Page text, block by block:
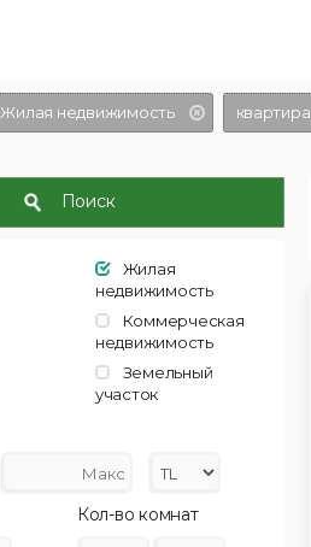
Жилая недвижимость квартира
Поиск
Жилая
недвижимость
Коммерческая
недвижимость
Земельный
участок
Кол-во комнат